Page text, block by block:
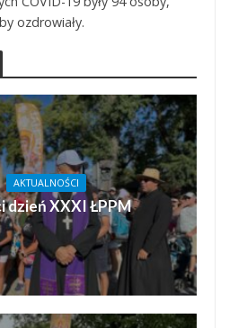
ozdrowiały.
AKTUALNOŚCI
dzień XXXI ŁPPM